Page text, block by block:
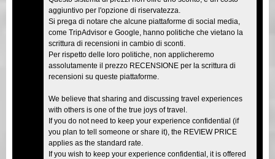
aggiuntivo per l'opzione di riservatezza.
Si prega di notare che alcune piattaforme di social media,
come TripAdvisor e Google, hanno politiche che vietano la
scrittura di recensioni in cambio di sconti.
Per rispetto delle loro politiche, non applicheremo
assolutamente il prezzo RECENSIONE per la scrittura di
recensioni su queste piattaforme.
We believe that sharing and discussing travel experiences
with others is one of the true joys of travel.
If you do not need to keep your experience confidential (if
you plan to tell someone or share it), the REVIEW PRICE
applies as the standard rate.
If you wish to keep your experience confidential, it is offered